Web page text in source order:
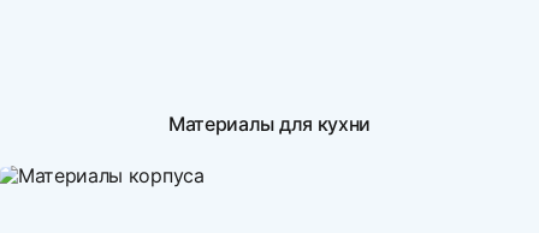
Материалы для кухни